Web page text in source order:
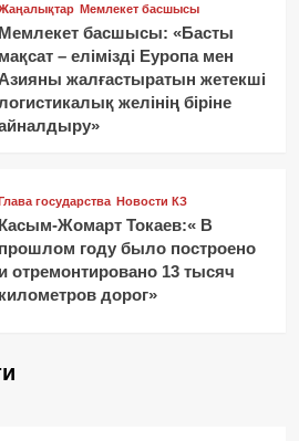
Мемлекет басшысы
Мемлекет басшысы: «Басты
мақсат – елімізді Еуропа мен
Азияны жалғастыратын жетекші
желінің біріне
государства Новости КЗ
Касым-Жомарт Токаев:« В
прошлом году было построено
и отремонтировано 13 тысяч
километров дорог»